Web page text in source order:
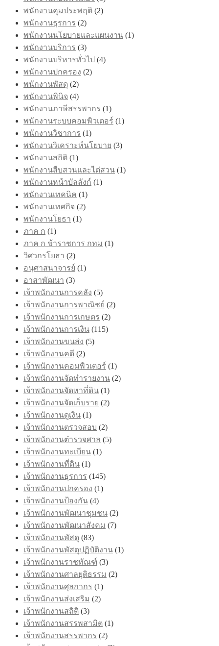
พนักงานคุมประพฤติ (2)
พนักงานธุรการ (2)
พนักงานนโยบายและแผนงาน (1)
พนักงานบริการ (3)
พนักงานบริหารทั่วไป (4)
พนักงานปกครอง (2)
พนักงานพัสดุ (2)
พนักงานพินิจ (4)
พนักงานภาษีสรรพากร (1)
พนักงานระบบคอมพิวเตอร์ (1)
พนักงานวิชาการ (1)
พนักงานวิเคราะห์นโยบาย (3)
พนักงานสถิติ (1)
พนักงานสืบสวนและไต่สวน (1)
พนักงานหน้าบัลลังก์ (1)
พนักงานเทคนิค (1)
พนักงานเทศกิจ (2)
พนักงานโยธา (1)
ภาค ก (1)
ภาค ก ข้าราชการ กทม (1)
วิศวกรโยธา (2)
อนุศาสนาจารย์ (1)
อาสาพัฒนา (3)
เจ้าพนักงานการคลัง (5)
เจ้าพนักงานการพาณิชย์ (2)
เจ้าพนักงานการเกษตร (2)
เจ้าพนักงานการเงิน (115)
เจ้าพนักงานขนส่ง (5)
เจ้าพนักงานคดี (2)
เจ้าพนักงานคอมพิวเตอร์ (1)
เจ้าพนักงานจัดทำรายงาน (2)
เจ้าพนักงานจัดหาที่ดิน (1)
เจ้าพนักงานจัดเก็บราย (2)
เจ้าพนักงานดูเงิน (1)
เจ้าพนักงานตรวจสอบ (2)
เจ้าพนักงานตำรวจศาล (5)
เจ้าพนักงานทะเบียน (1)
เจ้าพนักงานที่ดิน (1)
เจ้าพนักงานธุรการ (145)
เจ้าพนักงานปกครอง (1)
เจ้าพนักงานป้องกัน (4)
เจ้าพนักงานพัฒนาชุมชน (2)
เจ้าพนักงานพัฒนาสังคม (7)
เจ้าพนักงานพัสดุ (83)
เจ้าพนักงานพัสดุปฏิบัติงาน (1)
เจ้าพนักงานราชทัณฑ์ (3)
เจ้าพนักงานศาลยุติธรรม (2)
เจ้าพนักงานศุลกากร (1)
เจ้าพนักงานส่งเสริม (2)
เจ้าพนักงานสถิติ (3)
เจ้าพนักงานสรรพสามิต (1)
เจ้าพนักงานสรรพากร (2)